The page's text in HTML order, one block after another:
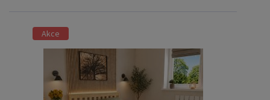
Akce